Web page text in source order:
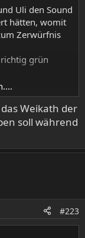
Uli den Sound
hätten, womit
Zerwürfnis
grün
geschrieben
von ihm,
Credits
hätte.
der mir mit
hat.
als
Weikath der
soll während
#223